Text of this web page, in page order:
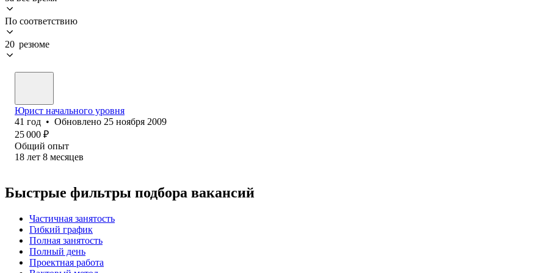
По соответствию
20 резюме
Юрист начального уровня
41 год • Обновлено 25 ноября 2009
25 000 ₽
Общий опыт
18 лет 8 месяцев
Быстрые фильтры подбора вакансий
Частичная занятость
Гибкий график
Полная занятость
Полный день
Проектная работа